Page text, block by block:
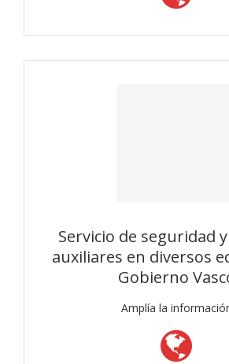
Servicio de seguridad
auxiliares en diversos
Gobierno
Amplía la